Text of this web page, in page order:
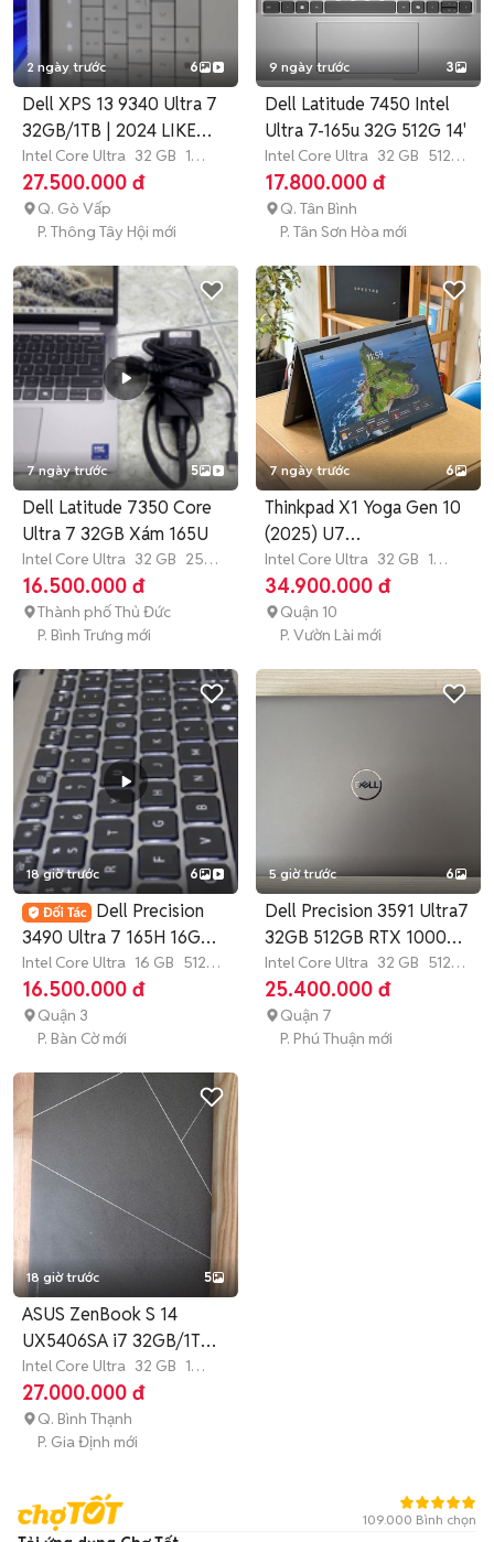
2 ngày trước 6
Dell XPS 13 9340 Ultra 7
32GB/1TB | 2024 LIKE
NEW
Intel Core Ultra 32 GB 1
TB
SSD
27.500.000 đ
Q. Gò Vấp
P. Thông Tây Hội mới
9 ngày trước 3
Dell Latitude 7450 Intel
Ultra 7-165u 32G 512G 14'
Intel Core Ultra 32 GB 512
GB SSD
17.800.000 đ
Q. Tân Bình
P. Tân Sơn Hòa mới
7 ngày trước 5
Dell Latitude 7350 Core
Ultra 7 32GB Xám 165U
Intel Core Ultra 32 GB 256
GB SSD
16.500.000 đ
Thành phố Thủ Đức
P. Bình Trưng mới
7 ngày trước 6
Thinkpad X1 Yoga Gen 10
(2025) U7
265u/32GB/1TB
Intel Core Ultra 32 GB 1
TB
SSD
34.900.000 đ
Quận 10
P. Vườn Lài mới
18 giờ trước 6
Dell Precision
3490 Ultra 7 165H 16G
512G 14"FHDUS
Intel Core Ultra 16 GB 512
GB SSD
16.500.000 đ
Quận 3
P. Bàn Cờ mới
5 giờ trước 6
Dell Precision 3591 Ultra7
32GB 512GB RTX 1000
Ada
Intel Core Ultra 32 GB 512
GB SSD
25.400.000 đ
Quận 7
P. Phú Thuận mới
18 giờ trước 5
ASUS ZenBook S 14
UX5406SA i7 32GB/1TB
98% new
Intel Core Ultra 32 GB 1
TB SSD
27.000.000 đ
Q. Bình Thạnh
P. Gia Định mới
109.000 Bình chọn